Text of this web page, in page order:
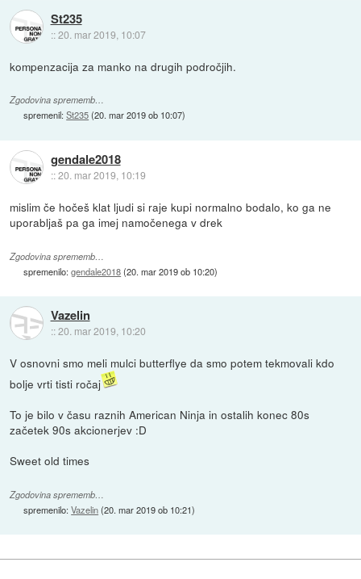
St235
::20. mar 2019, 10:07
kompenzacija za manko na drugih področjih.
Zgodovina sprememb…
spremenil:St235(20. mar 2019 ob 10:07)
gendale2018
::20. mar 2019, 10:19
mislim če hočeš klat ljudi si raje kupi normalno bodalo, ko ga ne
uporabljaš pa ga imej namočenega v drek
Zgodovina sprememb…
spremenilo:gendale2018(20. mar 2019 ob 10:20)
Vazelin
::20. mar 2019, 10:20
V osnovni smo meli mulci butterflye da smo potem tekmovali kdo
bolje vrti tisti ročaj
To je bilo v času raznih American Ninja in ostalih konec 80s
začetek 90s akcionerjev :D
Sweet old times
Zgodovina sprememb…
spremenilo:Vazelin(20. mar 2019 ob 10:21)